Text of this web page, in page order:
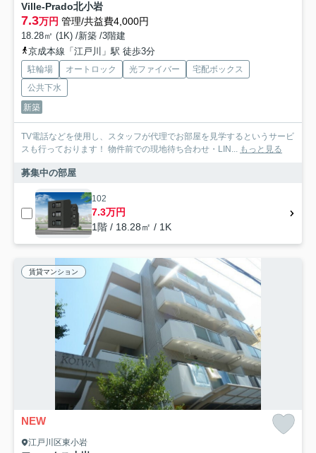
Ville-Prado北小岩
7.3万円 管理/共益費4,000円
18.28㎡ (1K) /新築 /3階建
京成本線「江戸川」駅 徒歩3分
駐輪場 オートロック 光ファイバー
宅配ボックス
公共下水
新築
TV電話などを使用し、スタッフが代理でお部屋を見学するというサービ
スも行っております！ 物件前での現地待ち合わせ・LIN... もっと見る
募集中の部屋
102
7.3万円
1階 / 18.28㎡ / 1K
賃貸マンション
NEW
江戸川区東小岩